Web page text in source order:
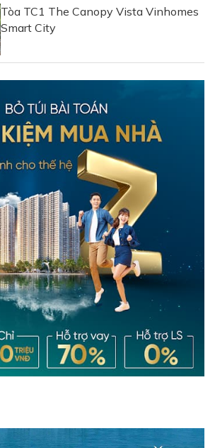
Tòa TC1 The Canopy Vista Vinhomes
Smart City